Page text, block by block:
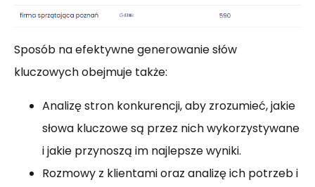
Sposób na efektywne generowanie słów
kluczowych obejmuje także:
Analizę stron konkurencji, aby zrozumieć, jakie
słowa kluczowe są przez nich wykorzystywane
i jakie przynoszą im najlepsze wyniki.
Rozmowy z klientami oraz analizę ich potrzeb i